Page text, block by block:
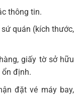
thông tin.
quán (kích thước,
giấy tờ sở hữu
định.
đặt vé máy bay,